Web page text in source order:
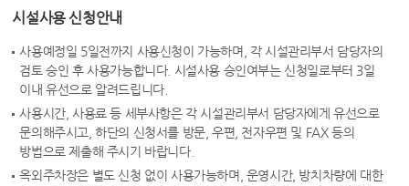
시설사용 신청안내
사용예정일 5일전까지 사용신청이 가능하며, 각 시설관리부서 담당자의
검토 승인 후 사용가능합니다. 시설사용 승인여부는 신청일로부터 3일
이내 유선으로 알려드립니다.
사용시간, 사용료 등 세부사항은 각 시설관리부서 담당자에게 유선으로
문의해주시고, 하단의 신청서를 방문, 우편, 전자우편 및 FAX 등의
방법으로 제출해 주시기 바랍니다.
옥외주차장은 별도 신청 없이 사용가능하며, 운영시간, 방치차량에 대한